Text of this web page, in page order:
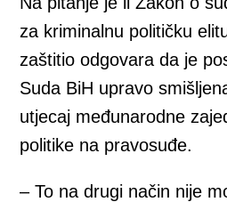
za kriminalnu političku
zaštitio odgovara da je
Suda BiH upravo
utjecaj međunarodne
politike na pravosuđe.
– To na drugi način nije